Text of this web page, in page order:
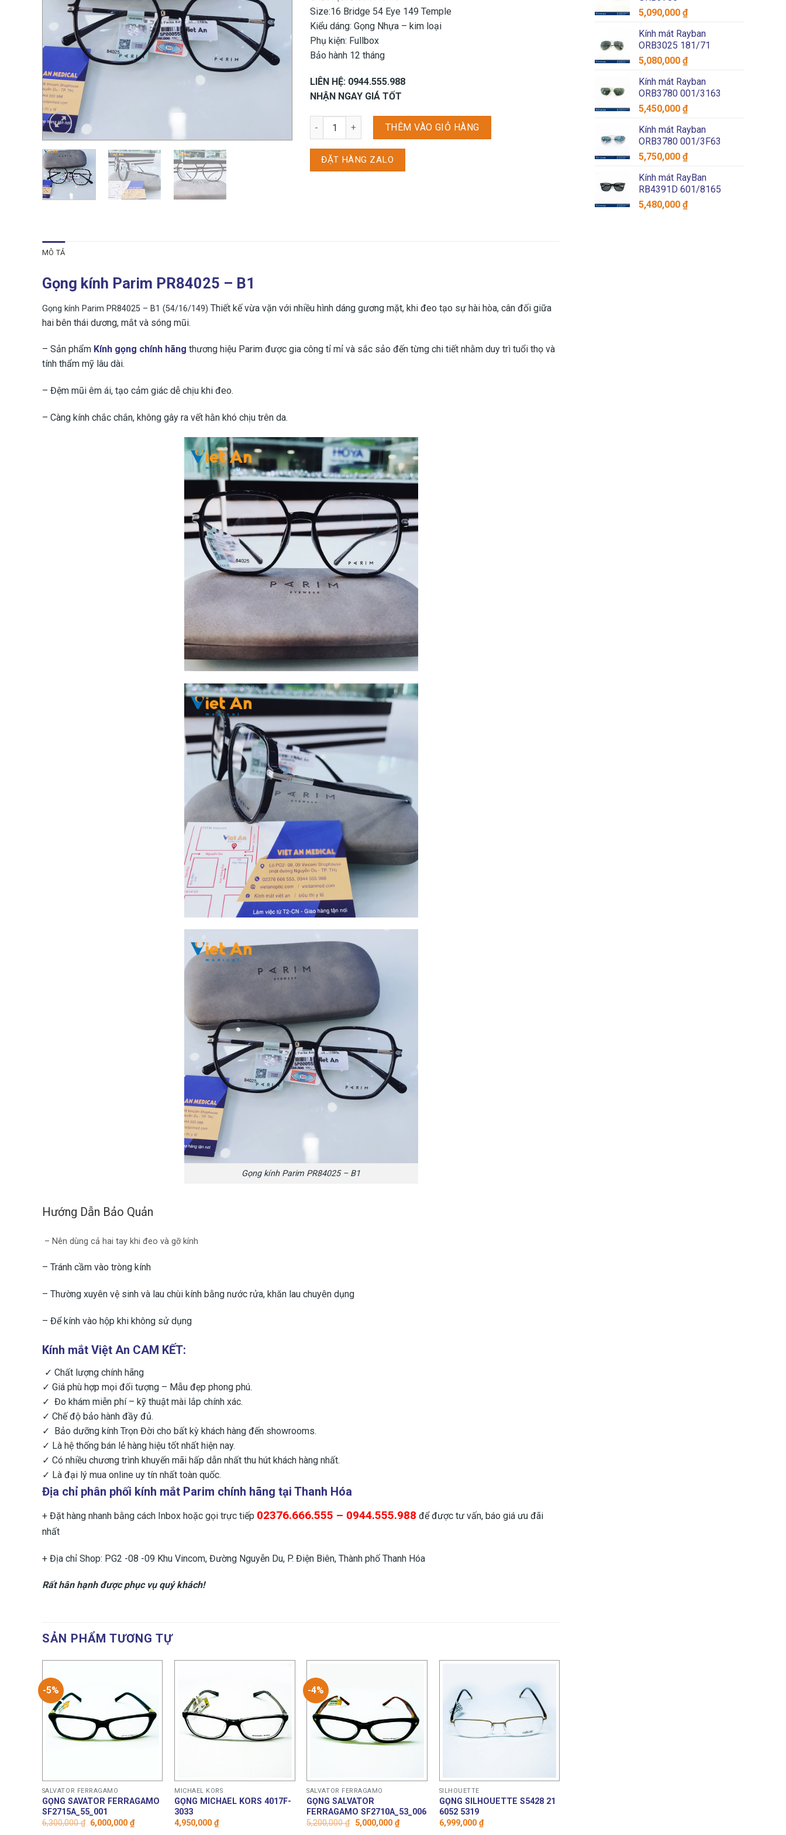
5,090,000 ₫
Kính mát Rayban
ORB3025 181/71
5,080,000 ₫
Kính mát Rayban
ORB3780 001/3163
5,450,000 ₫
Kính mát Rayban
ORB3780 001/3F63
5,750,000 ₫
Kính mát RayBan
RB4391D 601/8165
5,480,000 ₫
Size:16 Bridge 54 Eye 149 Temple
Kiểu dáng: Gọng Nhựa – kim loại
Phụ kiện: Fullbox
Bảo hành 12 tháng
LIÊN HỆ: 0944.555.988
NHẬN NGAY GIÁ TỐT
Gọng kính Parim PR84025 - B1 số lượng
THÊM VÀO GIỎ HÀNG
ĐẶT HÀNG ZALO
MÔ TẢ
Gọng kính Parim PR84025 – B1
Gọng kính Parim PR84025 – B1 (54/16/149) Thiết kế vừa vặn với nhiều hình dáng gương mặt, khi đeo tạo sự hài hòa, cân đối giữa
hai bên thái dương, mắt và sóng mũi.
– Sản phẩm Kính gọng chính hãng thương hiệu Parim được gia công tỉ mỉ và sắc sảo đến từng chi tiết nhằm duy trì tuổi thọ và
tính thẩm mỹ lâu dài.
– Đệm mũi êm ái, tạo cảm giác dễ chịu khi đeo.
– Càng kính chắc chắn, không gây ra vết hằn khó chịu trên da.
Gọng kính Parim PR84025 – B1
Hướng Dẫn Bảo Quản
– Nên dùng cả hai tay khi đeo và gỡ kính
– Tránh cầm vào tròng kính
– Thường xuyên vệ sinh và lau chùi kính bằng nước rửa, khăn lau chuyên dụng
– ​Để kính vào hộp khi không sử dụng
Kính mắt Việt An CAM KẾT:
✓ Chất lượng chính hãng
✓ Giá phù hợp mọi đối tượng – Mẫu đẹp phong phú.
✓ Đo khám miễn phí – kỹ thuật mài lắp chính xác.
✓ Chế độ bảo hành đầy đủ.
✓ Bảo dưỡng kính Trọn Đời cho bất kỳ khách hàng đến showrooms.
✓ Là hệ thống bán lẻ hàng hiệu tốt nhất hiện nay.
✓ Có nhiều chương trình khuyến mãi hấp dẫn nhất thu hút khách hàng nhất.
✓ Là đại lý mua online uy tín nhất toàn quốc.
Địa chỉ phân phối kính mắt Parim chính hãng tại Thanh Hóa
+ Đặt hàng nhanh bằng cách Inbox hoặc gọi trực tiếp 02376.666.555 – 0944.555.988 để được tư vấn, báo giá ưu đãi
nhất
+ Địa chỉ Shop: PG2 -08 -09 Khu Vincom, Đường Nguyễn Du, P. Điện Biên, Thành phố Thanh Hóa
Rất hân hạnh được phục vụ quý khách!
SẢN PHẨM TƯƠNG TỰ
-5%
SALVATOR FERRAGAMO
GỌNG SAVATOR FERRAGAMO
SF2715A_55_001
6,300,000₫ Giá
gốc
6,000,000₫Giá
hiện
MICHAEL KORS
GỌNG MICHAEL KORS 4017F-
3033
4,950,000₫
-4%
SALVATOR FERRAGAMO
GỌNG SALVATOR
FERRAGAMO SF2710A_53_006
5,200,000₫ Giá
gốc
5,000,000 ₫Giá
hiện
SILHOUETTE
GỌNG SILHOUETTE S5428 21
6052 5319
6,999,000 ₫